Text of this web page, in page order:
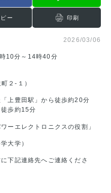
ピー 印刷
2026/03/06
10分～14時40分
-１）
上豊田駅」から徒歩約20分
歩約15分
ーエレクトロニクスの役割」
大学）
下記連絡先へご連絡くださ